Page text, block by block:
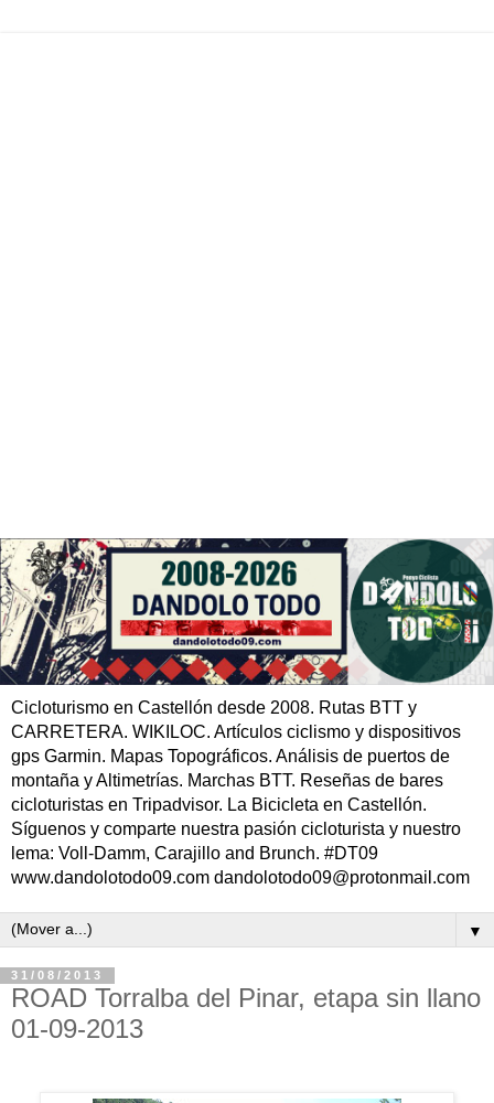
Cicloturismo en Castellón desde 2008. Rutas BTT y
CARRETERA. WIKILOC. Artículos ciclismo y dispositivos
gps Garmin. Mapas Topográficos. Análisis de puertos de
montaña y Altimetrías. Marchas BTT. Reseñas de bares
cicloturistas en Tripadvisor. La Bicicleta en Castellón.
Síguenos y comparte nuestra pasión cicloturista y nuestro
lema: Voll-Damm, Carajillo and Brunch. #DT09
www.dandolotodo09.com dandolotodo09@protonmail.com
▼
31/08/2013
ROAD Torralba del Pinar, etapa sin llano
01-09-2013